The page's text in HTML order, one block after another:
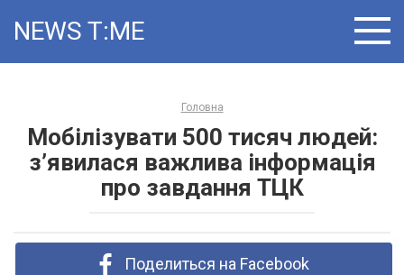
NEWS T:ME
Головна
Мобілізувати 500 тисяч людей:
з’явилася важлива інформація
про завдання ТЦК
Поделиться на Facebook